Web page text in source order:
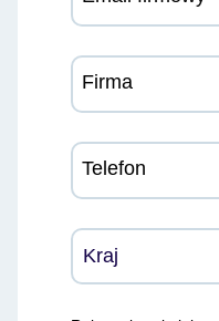
Firma
Telefon